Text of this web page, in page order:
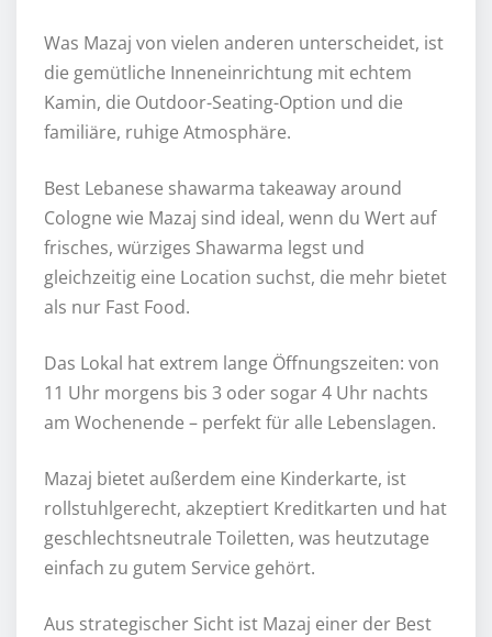
Was Mazaj von vielen anderen unterscheidet, ist
die gemütliche Inneneinrichtung mit echtem
Kamin, die Outdoor-Seating-Option und die
familiäre, ruhige Atmosphäre.
Best Lebanese shawarma takeaway around
Cologne wie Mazaj sind ideal, wenn du Wert auf
frisches, würziges Shawarma legst und
gleichzeitig eine Location suchst, die mehr bietet
als nur Fast Food.
Das Lokal hat extrem lange Öffnungszeiten: von
11 Uhr morgens bis 3 oder sogar 4 Uhr nachts
am Wochenende – perfekt für alle Lebenslagen.
Mazaj bietet außerdem eine Kinderkarte, ist
rollstuhlgerecht, akzeptiert Kreditkarten und hat
geschlechtsneutrale Toiletten, was heutzutage
einfach zu gutem Service gehört.
Aus strategischer Sicht ist Mazaj einer der Best